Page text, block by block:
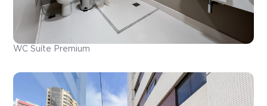
WC Suíte Premium